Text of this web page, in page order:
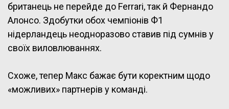
британець не перейде до Ferrari, так й Фернандо
Алонсо. Здобутки обох чемпіонів Ф1
нідерландець неодноразово ставив під сумнів у
своїх виловлюваннях.
Схоже, тепер Макс бажає бути коректним щодо
«можливих» партнерів у команді.